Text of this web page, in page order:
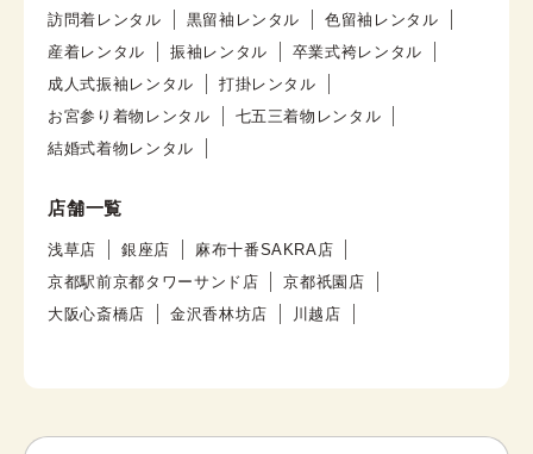
訪問着レンタル 黒留袖レンタル
色留袖レンタル
産着レンタル
振袖レンタル
卒業式袴レンタル
成人式振袖レンタル
打掛レンタル
お宮参り着物レンタル
七五三着物レンタル
結婚式着物レンタル
店舗一覧
浅草店 銀座店
麻布十番SAKRA店
京都駅前京都タワーサンド店
京都祇園店
大阪心斎橋店
金沢香林坊店 川越店